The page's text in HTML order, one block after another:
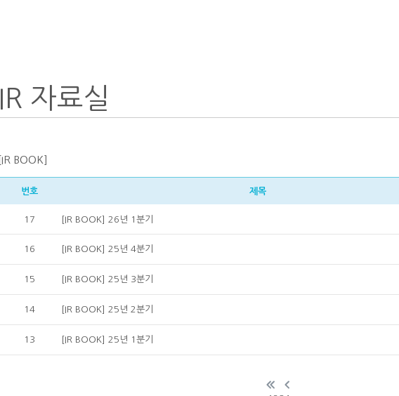
IR 자료실
[IR BOOK]
번호 제목
17 [IR BOOK] 26년 1분기
16 [IR BOOK] 25년 4분기
15 [IR BOOK] 25년 3분기
14 [IR BOOK] 25년 2분기
13 [IR BOOK] 25년 1분기